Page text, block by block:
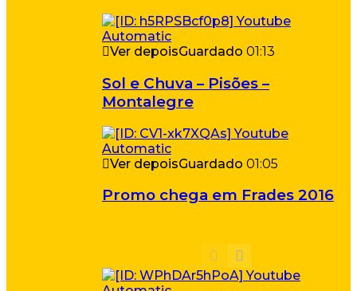
Ver depoisGuardado 01:13
Sol e Chuva – Pisões –
Montalegre
Ver depoisGuardado 01:05
Promo chega em Frades 2016